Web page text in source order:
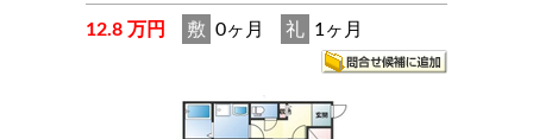
12.8 万円 敷 0ヶ月 礼 1ヶ月